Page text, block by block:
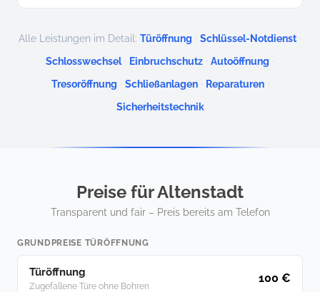
Alle Leistungen im Detail: Türöffnung · Schlüssel-Notdienst ·
Schlosswechsel · Einbruchschutz · Autoöffnung ·
Tresoröffnung · Schließanlagen · Reparaturen ·
Sicherheitstechnik
Preise für Altenstadt
Transparent und fair – Preis bereits am Telefon
GRUNDPREISE TÜRÖFFNUNG
Türöffnung
Zugefallene Türe ohne Bohren
100 €